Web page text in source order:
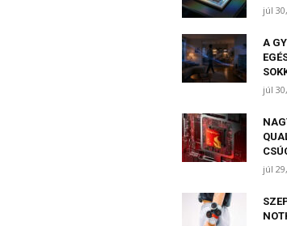
júl
A
júl
júl